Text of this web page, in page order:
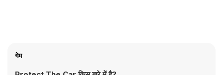
गेम